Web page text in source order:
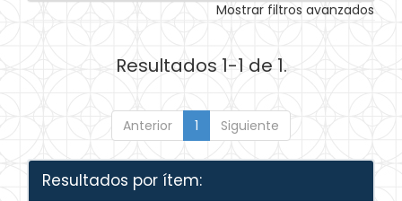
Mostrar filtros avanzados
Resultados 1-1 de 1.
Anterior 1 Siguiente
Resultados por ítem: